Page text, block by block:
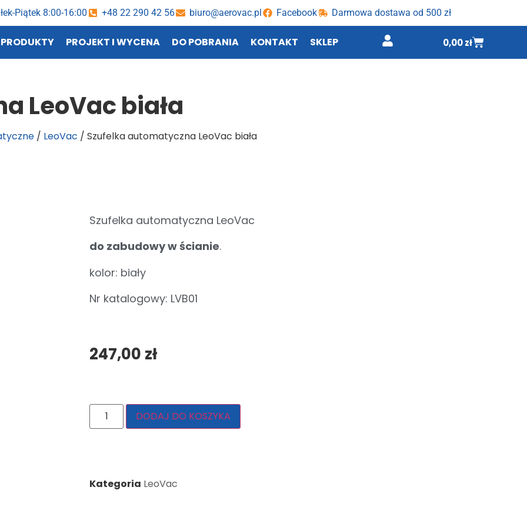
Piątek 8:00-16:00 +48 22 290 42 56 biuro@aerovac.pl Facebook Darmowa dostawa od 500 zł
PRODUKTY PROJEKT I WYCENA DO POBRANIA KONTAKT SKLEP 0,00zł
LeoVac biała
/ LeoVac / Szufelka automatyczna LeoVac biała
Szufelka automatyczna LeoVac
do zabudowy w ścianie.
kolor: biały
Nr katalogowy: LVB01
247,00 zł
DODAJ DO KOSZYKA
Kategoria LeoVac